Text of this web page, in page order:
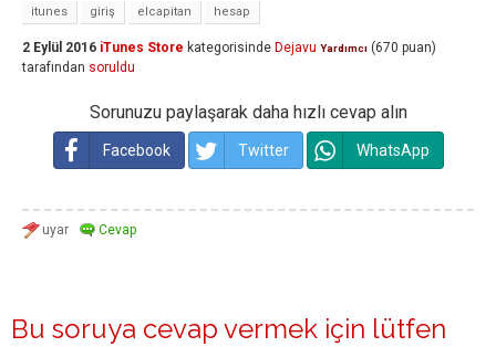
itunes giriş elcapitan hesap
2 Eylül 2016 iTunes Store kategorisinde Dejavu Yardımcı (670 puan)
tarafından soruldu
Sorunuzu paylaşarak daha hızlı cevap alın
Facebook Twitter WhatsApp
Bu soruya cevap vermek için lütfen